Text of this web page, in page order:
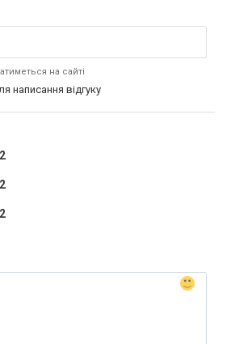
на сайті
написання відгуку